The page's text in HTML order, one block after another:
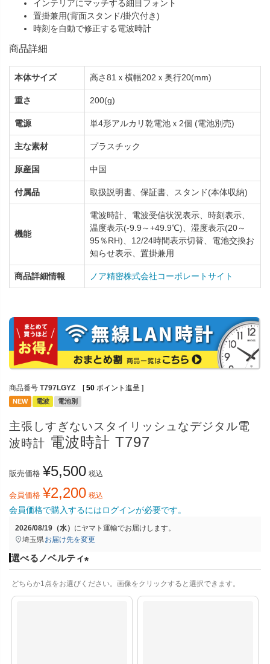
インテリアにマッチする細目フォント
置掛兼用(背面スタンド/掛穴付き)
時刻を自動で修正する電波時計
商品詳細
本体サイズ 高さ81ｘ横幅202ｘ奥行20(mm)
重さ 200(g)
電源 単4形アルカリ乾電池ｘ2個 (電池別売)
主な素材 プラスチック
原産国 中国
付属品 取扱説明書、保証書、スタンド(本体収納)
機能
電波時計、電波受信状況表示、時刻表示、
温度表示(-9.9～+49.9℃)、湿度表示(20～
95％RH)、12/24時間表示切替、電池交換お
知らせ表示、置掛兼用
商品詳細情報 ノア精密株式会社コーポレートサイト
商品番号 T797LGYZ [ 50 ポイント進呈 ]
NEW 電波 電池別
主張しすぎないスタイリッシュなデジタル電
波時計 電波時計 T797
販売価格 ¥5,500 税込
会員価格 ¥2,200 税込
会員価格で購入するにはログインが必要です。
2026/08/19（水） にヤマト運輸でお届けします。
埼玉県 お届け先を変更
選べるノベルティ
必
どちらか1点をお選びください。画像をクリックすると選択できます。